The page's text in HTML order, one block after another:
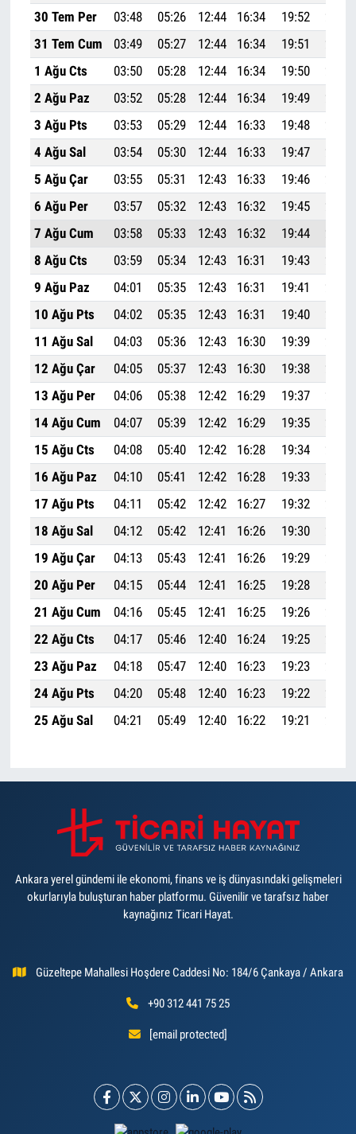
30 Tem Per
03:48 05:26 12:44 16:34 19:52
31 Tem Cum
03:49 05:27 12:44 16:34 19:51
1 Ağu Cts
03:50 05:28 12:44 16:34 19:50
2 Ağu Paz
03:52 05:28 12:44 16:34 19:49
3 Ağu Pts
03:53 05:29 12:44 16:33 19:48
4 Ağu Sal
03:54 05:30 12:44 16:33 19:47
5 Ağu Çar
03:55 05:31 12:43 16:33 19:46
6 Ağu Per
03:57 05:32 12:43 16:32 19:45
7 Ağu Cum
03:58 05:33 12:43 16:32 19:44
8 Ağu Cts
03:59 05:34 12:43 16:31 19:43
9 Ağu Paz
04:01 05:35 12:43 16:31 19:41
10 Ağu Pts
04:02 05:35 12:43 16:31 19:40
11 Ağu Sal
04:03 05:36 12:43 16:30 19:39
12 Ağu Çar
04:05 05:37 12:43 16:30 19:38
13 Ağu Per
04:06 05:38 12:42 16:29 19:37
14 Ağu Cum
04:07 05:39 12:42 16:29 19:35
15 Ağu Cts
04:08 05:40 12:42 16:28 19:34
16 Ağu Paz
04:10 05:41 12:42 16:28 19:33
17 Ağu Pts
04:11 05:42 12:42 16:27 19:32
18 Ağu Sal
04:12 05:42 12:41 16:26 19:30
19 Ağu Çar
04:13 05:43 12:41 16:26 19:29
20 Ağu Per
04:15 05:44 12:41 16:25 19:28
21 Ağu Cum
04:16 05:45 12:41 16:25 19:26
22 Ağu Cts
04:17 05:46 12:40 16:24 19:25
23 Ağu Paz
04:18 05:47 12:40 16:23 19:23
24 Ağu Pts
04:20 05:48 12:40 16:23 19:22
25 Ağu Sal
04:21 05:49 12:40 16:22 19:21
Ankara yerel gündemi ile ekonomi, finans ve iş dünyasındaki gelişmeleri
okurlarıyla buluşturan haber platformu. Güvenilir ve tarafsız haber
kaynağınız Ticari Hayat.
Güzeltepe Mahallesi Hoşdere Caddesi No: 184/6 Çankaya / Ankara
+90 312 441 75 25
[email protected]